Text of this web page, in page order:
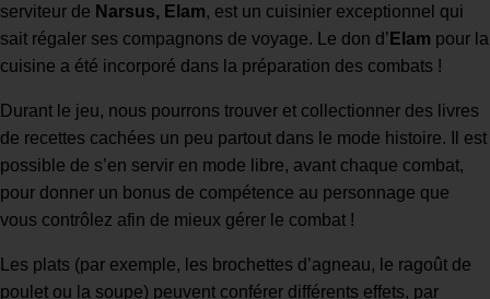
serviteur de Narsus, Elam, est un cuisinier exceptionnel qui
sait régaler ses compagnons de voyage. Le don d’ Elam pour la
cuisine a été incorporé dans la préparation des combats !
Durant le jeu, nous pourrons trouver et collectionner des livres
de recettes cachées un peu partout dans le mode histoire. Il est
possible de s’en servir en mode libre, avant chaque combat,
pour donner un bonus de compétence au personnage que
vous contrôlez afin de mieux gérer le combat !
Les plats (par exemple, les brochettes d’agneau, le ragoût de
poulet ou la soupe) peuvent conférer différents effets, par